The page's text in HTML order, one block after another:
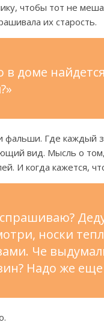
чтобы тот не
их старость.
доме
фальши. Где каждый
вид. Мысль о
И когда
носки
Че
Надо же